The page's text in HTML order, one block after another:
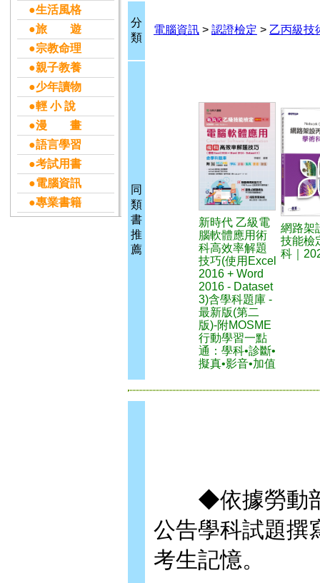
●生活風格
●旅 遊
●宗教命理
●親子教養
●少年讀物
●輕 小 說
●漫 畫
●語言學習
●考試用書
●電腦資訊
●專業書籍
分
類
電腦資訊 > 認證檢定 > 乙丙級技
同
類
書
推
薦
新時代 乙級電
腦軟體應用術
科高效率解題
技巧(使用Excel
2016 + Word
2016 - Dataset
3)含學科題庫 -
最新版(第二
版)-附MOSME
行動學習一點
通：學科•診斷•
擬真•影音•加值
網路架
技能檢
科｜
◆依據勞動部
公告學科試題撰
考生記憶。